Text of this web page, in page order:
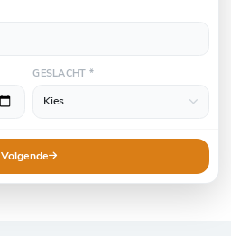
GESLACHT *
Volgende